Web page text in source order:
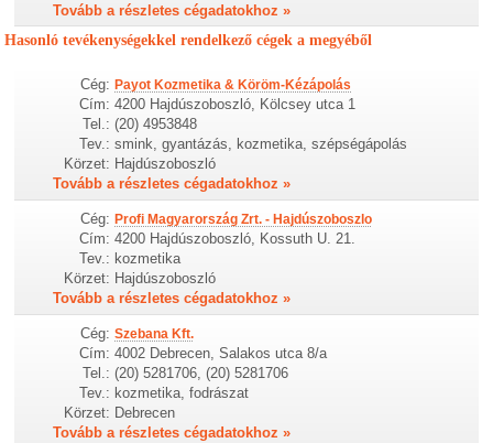
Tovább a részletes cégadatokhoz »
Hasonló tevékenységekkel rendelkező cégek a megyéből
Cég: Payot Kozmetika & Köröm-Kézápolás
Cím: 4200 Hajdúszoboszló, Kölcsey utca 1
Tel.: (20) 4953848
Tev.: smink, gyantázás, kozmetika, szépségápolás
Körzet: Hajdúszoboszló
Tovább a részletes cégadatokhoz »
Cég: Profi Magyarország Zrt. - Hajdúszoboszlo
Cím: 4200 Hajdúszoboszló, Kossuth U. 21.
Tev.: kozmetika
Körzet: Hajdúszoboszló
Tovább a részletes cégadatokhoz »
Cég: Szebana Kft.
Cím: 4002 Debrecen, Salakos utca 8/a
Tel.: (20) 5281706, (20) 5281706
Tev.: kozmetika, fodrászat
Körzet: Debrecen
Tovább a részletes cégadatokhoz »